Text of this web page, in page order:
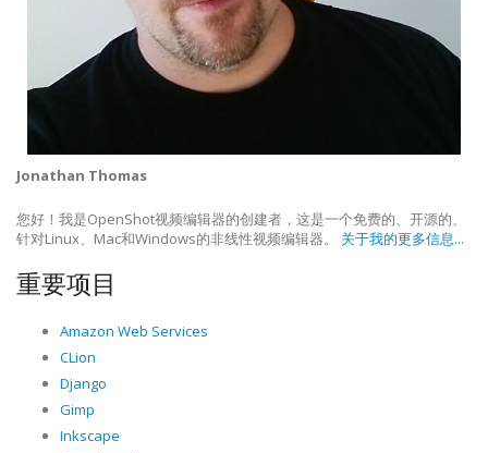
Jonathan Thomas
您好！我是OpenShot视频编辑器的创建者，这是一个免费的、开源的、
针对Linux、Mac和Windows的非线性视频编辑器。 关于我的更多信息...
重要项目
Amazon Web Services
CLion
Django
Gimp
Inkscape